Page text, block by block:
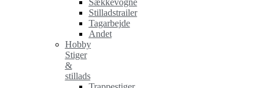
Sækkevogne
Stilladstrailer
Tagarbejde
Andet
Hobby
Stiger
&
stillads